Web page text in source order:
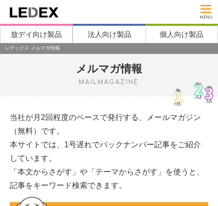
MENU
放デイ向け製品 法人向け製品 個人向け製品
レデックス メルマガ情報
メルマガ情報
MAILMAGAZINE
当社が月2回程度のペースで発行する、メールマガジン
（無料）です。
本サイトでは、1号遅れでバックナンバー記事をご紹介
しています。
「本文からさがす」や「テーマからさがす」を使うと、
記事をキーワード検索できます。